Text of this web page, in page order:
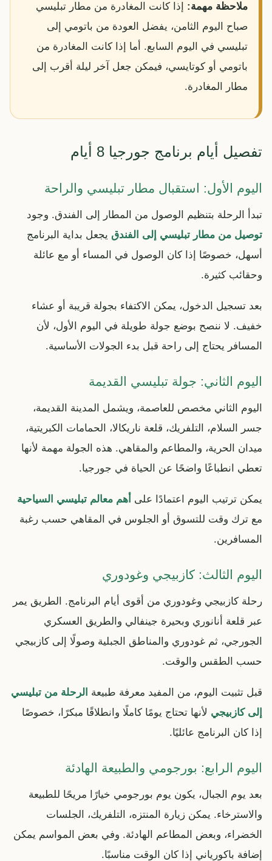
ملاحظة مهمة: إذا كانت المغادرة من مطار تبليسي
صباح اليوم الثامن، يفضل العودة من باتومي إلى
تبليسي في اليوم السابع. أما إذا كانت المغادرة من
باتومي أو كوتايسي، فيمكن جعل آخر ليلة أقرب إلى
مطار المغادرة.
تفصيل أيام برنامج جورجيا 8 أيام
اليوم الأول: استقبال مطار تبليسي والراحة
تبدأ الرحلة بتنظيم الوصول من المطار إلى الفندق. وجود
توصيل من مطار تبليسي إلى الفندق يجعل بداية البرنامج
أسهل، خصوصًا إذا كان الوصول في المساء أو مع عائلة
وحقائب كثيرة.
بعد تسجيل الدخول، يمكن الاكتفاء بجولة قريبة أو عشاء
خفيف. لا ننصح بوضع جولة طويلة في اليوم الأول، لأن
المسافر يحتاج إلى راحة قبل بدء الجولات الأساسية.
اليوم الثاني: جولة تبليسي القديمة
اليوم الثاني مخصص للعاصمة، ويشمل المدينة القديمة،
جسر السلام، التلفريك، قلعة ناريكالا، الحمامات الكبريتية،
ميدان الحرية، والمطاعم والمقاهي. هذه الجولة مهمة لأنها
تعطي انطباعًا واضحًا عن الحياة في جورجيا.
يمكن ترتيب اليوم اعتمادًا على أهم معالم تبليسي السياحية
مع ترك وقت للتسوق أو الجلوس في المقاهي حسب رغبة
المسافرين.
اليوم الثالث: كازبيجي وغودوري
رحلة كازبيجي وغودوري من أقوى أيام البرنامج. الطريق يمر
عبر قلعة أنانوري وبحيرة جينفالي والطريق العسكري
الجورجي، ثم غودوري والمناطق الجبلية وصولًا إلى كازبيجي
حسب الطقس والوقت.
قبل تثبيت اليوم، من المفيد معرفة طبيعة الرحلة من تبليسي
إلى كازبيجي لأنها تحتاج يومًا كاملًا وانطلاقًا مبكرًا، خصوصًا
إذا كان البرنامج عائليًا.
اليوم الرابع: بورجومي والطبيعة الهادئة
بعد يوم الجبال، يكون يوم بورجومي خيارًا مريحًا للطبيعة
والاسترخاء. يمكن زيارة المنتزه، التلفريك، الجلسات
الخضراء، وبعض المطاعم الهادئة. وفي بعض المواسم يمكن
إضافة باكورياني إذا كان الوقت مناسبًا.